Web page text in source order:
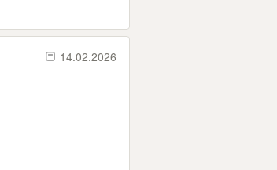
14.02.2026